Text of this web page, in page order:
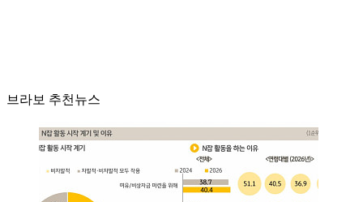
브라보 추천뉴스